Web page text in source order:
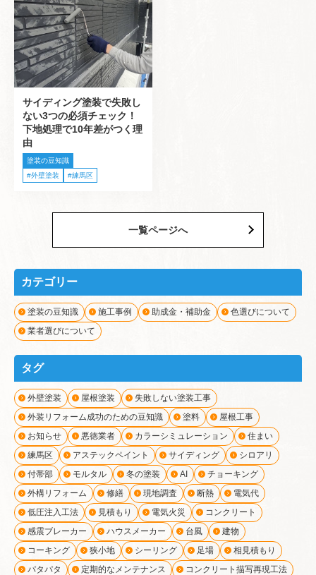
サイディング塗装で失敗し
ない3つの必須チェック！
下地処理で10年差がつく理
由
塗装の豆知識
外壁塗装
練馬区
一覧ページへ
カテゴリー
塗装の豆知識 施工事例 助成金・補助金
色選びについて
業者選びについて
タグ
外壁塗装 屋根塗装
失敗しない塗装工事
外装リフォーム成功のための豆知識
塗料
屋根工事
お知らせ
悪徳業者 カラーシミュレーション
住まい
練馬区
アステックペイント サイディング
シロアリ
付帯部
モルタル 冬の塗装 AI
チョーキング
外構リフォーム
修繕 現地調査 断熱
電気代
低圧注入工法
見積もり 電気火災
コンクリート
感震ブレーカー
ハウスメーカー 台風
建物
コーキング
狭小地 シーリング 足場
相見積もり
パタパタ
定期的なメンテナンス
コンクリート描写再現工法